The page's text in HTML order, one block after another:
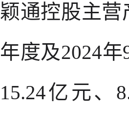
颖通控股主营
年度及2024
15.24亿元、